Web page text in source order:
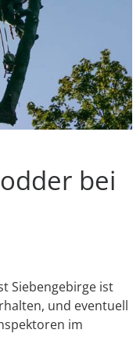
bei
Siebengebirge ist
und eventuell
im